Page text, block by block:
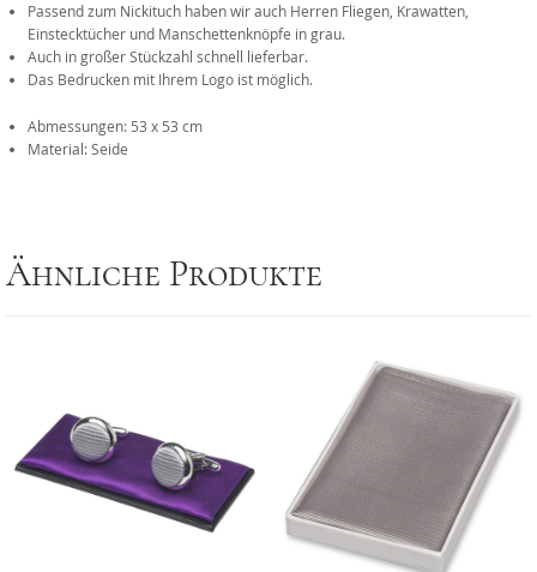
Passend zum Nickituch haben wir auch Herren Fliegen, Krawatten,
Einstecktücher und Manschettenknöpfe in grau.
Auch in großer Stückzahl schnell lieferbar.
Das Bedrucken mit Ihrem Logo ist möglich.
Abmessungen: 53 x 53 cm
Material: Seide
Ähnliche Produkte